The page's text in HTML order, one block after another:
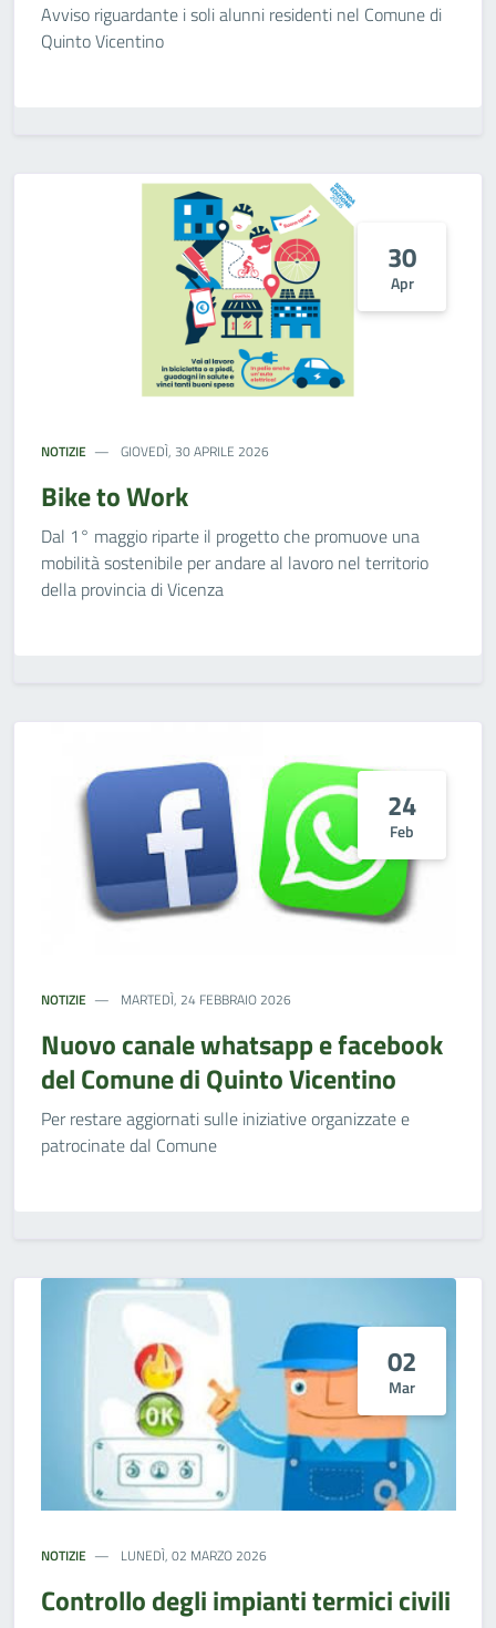
Avviso riguardante i soli alunni residenti nel Comune di
Quinto Vicentino
30
Apr
NOTIZIE GIOVEDÌ, 30 APRILE 2026
Bike to Work
Dal 1° maggio riparte il progetto che promuove una
mobilità sostenibile per andare al lavoro nel territorio
della provincia di Vicenza
24
Feb
NOTIZIE MARTEDÌ, 24 FEBBRAIO 2026
Nuovo canale whatsapp e facebook
del Comune di Quinto Vicentino
Per restare aggiornati sulle iniziative organizzate e
patrocinate dal Comune
02
Mar
NOTIZIE LUNEDÌ, 02 MARZO 2026
Controllo degli impianti termici civili